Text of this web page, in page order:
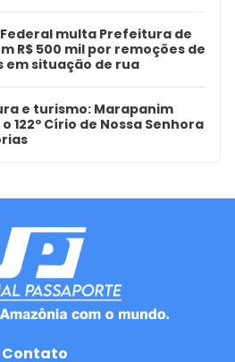
multa Prefeitura de
R$ 500 mil por remoções de
em situação de rua
e turismo: Marapanim
122º Círio de Nossa Senhora
Contato